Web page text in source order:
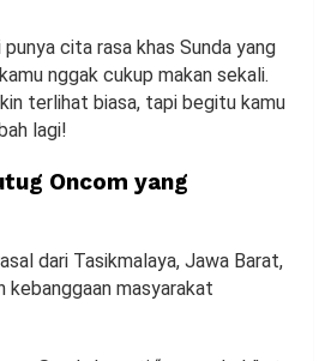
punya cita rasa khas Sunda yang
nggak cukup makan sekali.
terlihat biasa, tapi begitu kamu
lagi!
Oncom yang
dari Tasikmalaya, Jawa Barat,
kebanggaan masyarakat